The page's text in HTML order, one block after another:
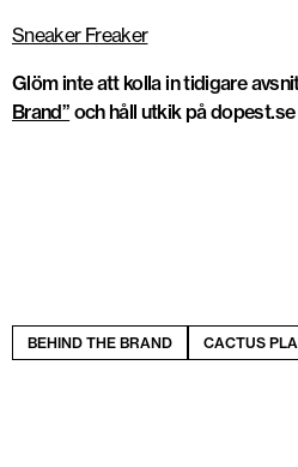
Sneaker Freaker
Glöm inte att kolla in tidigare
Brand” och håll utkik på
BEHIND THE BRAND CACTUS